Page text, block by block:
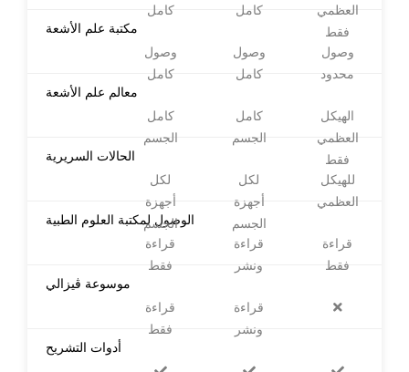
مكتبة علم الأشعة
معالم علم الأشعة
الحالات السريرية
الوصول لمكتبة العلوم الطبية
موسوعة ڤيزالي
أدوات التشريح
العظمي
فقط
وصول
محدود
الهيكل
العظمي
فقط
للهيكل
العظمي
قراءة
فقط
كامل
وصول
كامل
كامل
الجسم
لكل
أجهزة
الجسم
قراءة
ونشر
قراءة
ونشر
كامل
وصول
كامل
كامل
الجسم
لكل
أجهزة
الجسم
قراءة
فقط
قراءة
فقط